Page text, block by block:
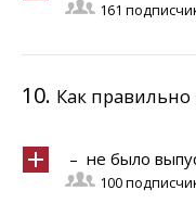
161
10. Как
– не было
100